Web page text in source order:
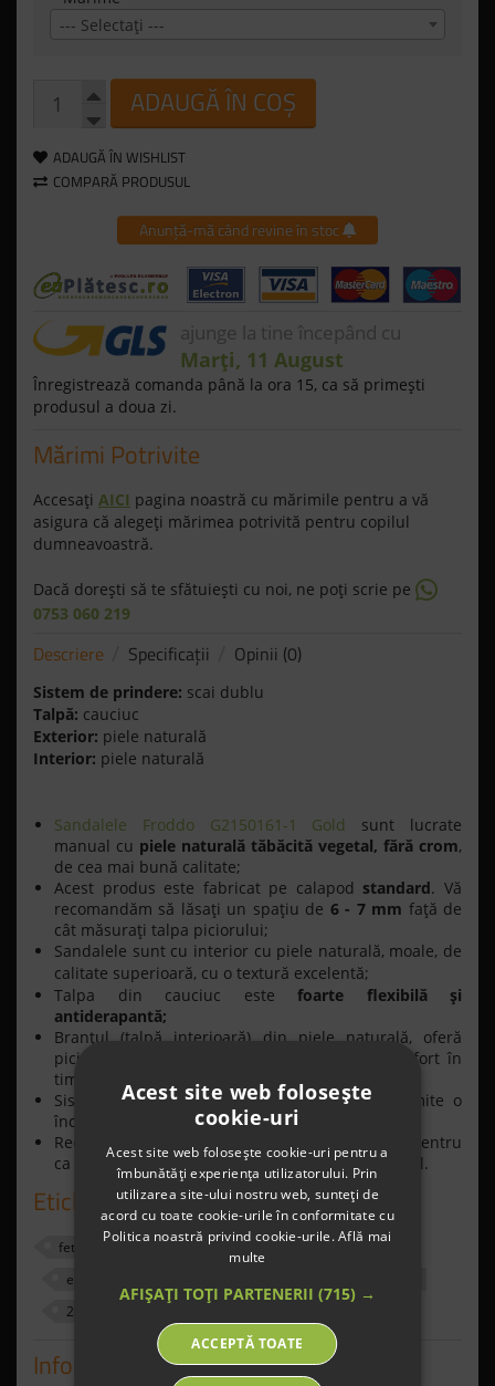
--- Selectaţi ---
ADAUGĂ ÎN COȘ
ADAUGĂ ÎN WISHLIST
COMPARĂ PRODUSUL
Anunță-mă când revine în stoc
ajunge la tine începând cu
Marți, 11 August
Înregistrează comanda până la ora 15, ca să primeşti
produsul a doua zi.
Mărimi Potrivite
Accesaţi AICI pagina noastră cu mărimile pentru a vă
asigura că alegeţi mărimea potrivită pentru copilul
dumneavoastră.
Dacă doreşti să te sfătuieşti cu noi, ne poţi scrie pe
0753 060 219
Descriere Specificaţii Opinii (0)
Sistem de prindere: scai dublu
Talpă: cauciuc
Exterior: piele naturală
Interior: piele naturală
Sandalele Froddo G2150161-1 Gold
sunt lucrate
manual cu piele naturală tăbăcită vegetal, fără crom,
de cea mai bună calitate;
Acest produs este fabricat pe calapod standard. Vă
recomandăm să lăsaţi un spaţiu de 6 - 7 mm faţă de
cât măsuraţi talpa piciorului;
Sandalele sunt cu interior cu piele naturală, moale, de
calitate superioară, cu o textură excelentă;
Talpa din cauciuc este foarte flexibilă şi
antiderapantă;
Branţul (talpă interioară) din piele naturală, oferă
piciorului o bună respiraţie, flexibilitate şi confort în
timpul mersului;
Sistemul de prindere cu barete tip arici permite o
încălţare rapidă a copilului
Recomandaţi pentru copii încă de la primii paşi pentru
ca aceştia să deprindă un mers sănătos şi natural.
Etichete
fete floricele sandale
fara crom
exterior
20
Informaţii
Acest site web folosește
cookie-uri
Acest site web folosește cookie-uri pentru a
îmbunătăți experiența utilizatorului. Prin
utilizarea site-ului nostru web, sunteți de
acord cu toate cookie-urile în conformitate cu
Politica noastră privind cookie-urile.Află mai
multe
AFIȘAȚI TOȚI PARTENERII (715) →
ACCEPTĂ TOATE